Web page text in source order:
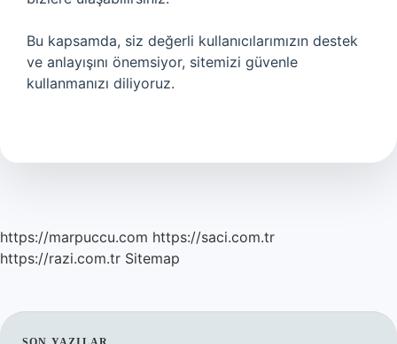
Bu kapsamda, siz değerli kullanıcılarımızın destek
ve anlayışını önemsiyor, sitemizi güvenle
kullanmanızı diliyoruz.
https://marpuccu.com https://saci.com.tr
https://razi.com.tr Sitemap